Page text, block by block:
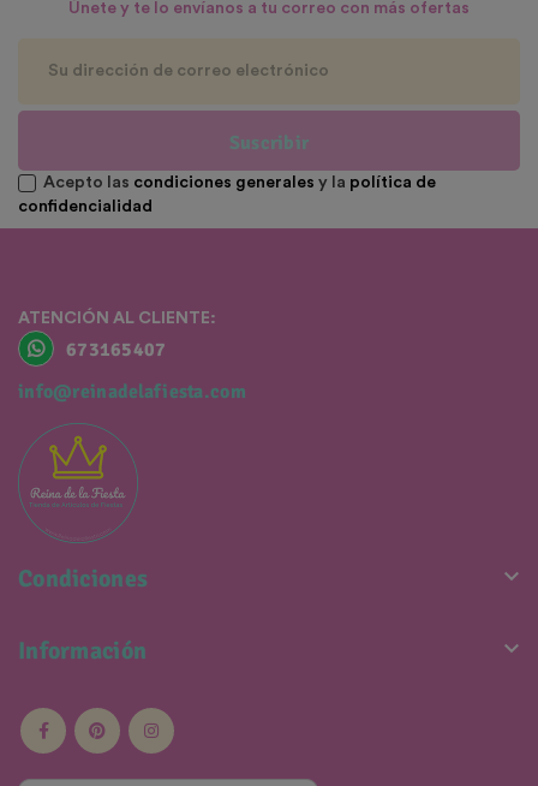
Únete y te lo envíanos a tu correo con más ofertas
Suscribir
Acepto las condiciones generales y la política de
confidencialidad
ATENCIÓN AL CLIENTE:
673165407
info@reinadelafiesta.com
Condiciones 
Información 